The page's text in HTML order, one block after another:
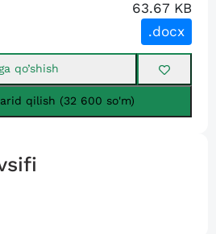
63.67 KB
.docx
qo’shish
qilish (32 600 so'm)